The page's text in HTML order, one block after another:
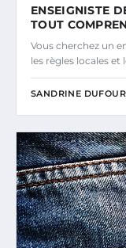
ENSEIGNISTE
TOUT
Vous cherchez un
les règles locales et
SANDRINE DUFOUR